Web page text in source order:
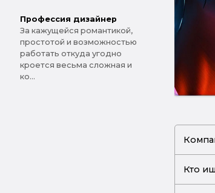
Профессия дизайнер
За кажущейся романтикой,
простотой и возможностью
работать откуда угодно
кроется весьма сложная и
ко...
Кто